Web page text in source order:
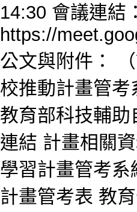
14:30 會議連結
https://
公文與附件：
校推動計畫管
教育部科技輔
連結 計畫相關
學習計畫管考
計畫管考表 教